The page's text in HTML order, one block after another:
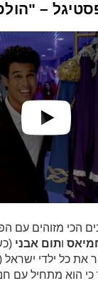
ותום אבני
את כל ילדי
הוא מתחיל עם